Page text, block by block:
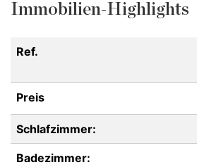
Immobilien-Highlights
Ref.
Preis
Schlafzimmer:
Badezimmer: